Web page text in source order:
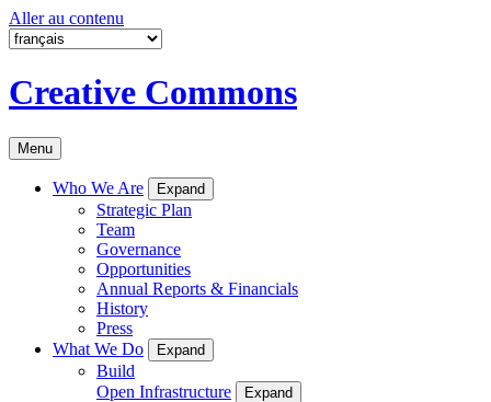
Aller au contenu
Creative Commons
Menu
Who We Are Expand
Strategic Plan
Team
Governance
Opportunities
Annual Reports & Financials
History
Press
What We Do
Expand
Build
Open Infrastructure
Expand